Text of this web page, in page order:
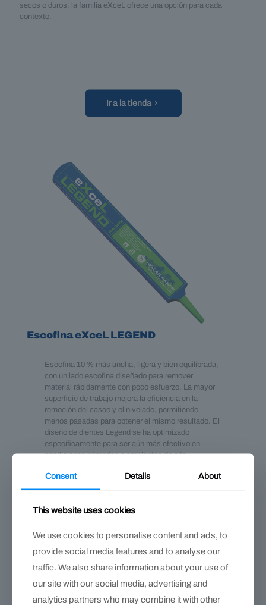
secos o duros, la familia eXceL ofrece una opción para cada
contexto.
Ir a la tienda
Escofina eXceL LEGEND
Escofina 10 % más ancha, ligera y bien equilibrada,
con un lado escofina diseñado para remover
material rápidamente con poco esfuerzo. La mayor
superficie de trabajo mejora la eficiencia en la
remoción del casco y el nivelado, permitiendo
menos pasadas para obtener el mismo resultado. El
diseño de dientes Legend se ha optimizado
específicamente para ser aún más efectivo en
condiciones húmedas o ambientes de alta
demasiado rápido. El lado lima incorpora un patrón
Multiglide que deja un acabado profesional, liso y
pasos de terminación adicionales.
Consent Details About
This website uses cookies
We use cookies to personalise content and ads, to
provide social media features and to analyse our
traffic. We also share information about your use of
our site with our social media, advertising and
analytics partners who may combine it with other